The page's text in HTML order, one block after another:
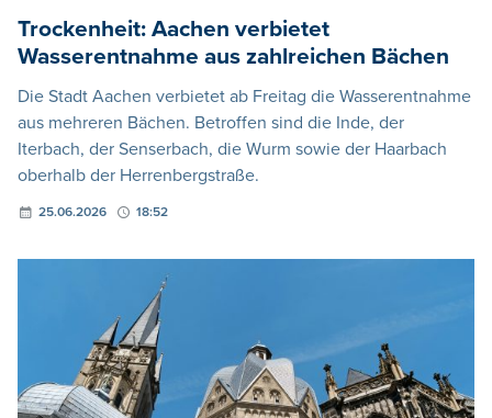
Trockenheit: Aachen verbietet
Wasserentnahme aus zahlreichen Bächen
Die Stadt Aachen verbietet ab Freitag die Wasserentnahme
aus mehreren Bächen. Betroffen sind die Inde, der
Iterbach, der Senserbach, die Wurm sowie der Haarbach
oberhalb der Herrenbergstraße.
25.06.2026 18:52